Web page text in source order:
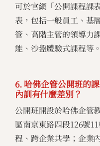
可於官網「公開課程課
表，包括一般員工、基
管、高階主管的領導力
能、沙盤體驗式課程等。
6. 哈佛企管公開班的
內訓有什麼差別？
公開班開設於哈佛企管
區南京東路四段126號
程、跨企業共學；企業